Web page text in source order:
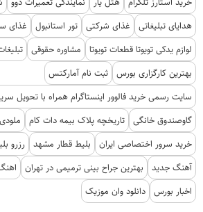
هدایای تبلیغاتی
غذای شرکتی تور استانبول غذای
لوازم یدکی تویوتا قطعات تویوتا
مشاوره حقوقی
بهترین کارگزاری بورس ثبت نام آمارکتس
سایت رسمی خرید فالوور اینستاگرام همراه با تحویل
گاوصندوق خانگی تاریخچه پلاک بیمه دات کام
ملودی 98
خرید سرور اختصاصی ایران
بلیط قطار مشهد رزرو
آهنگ جدید
بهترین جراح بینی ترمیمی در تهران
اخبار بورس دانلود وان موزیک